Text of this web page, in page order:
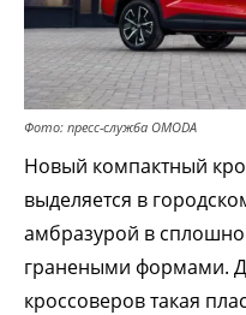
Фото: пресс-служба OMODA
Новый компактный
выделяется в
амбразурой в
гранеными формами.
кроссоверов такая